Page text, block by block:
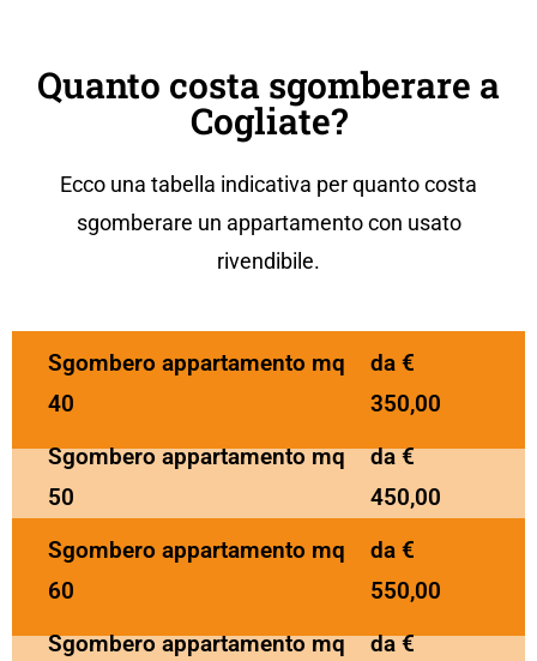
Quanto costa sgomberare a
Cogliate?
Ecco una tabella indicativa perquanto costa
sgomberare un appartamentocon usato
rivendibile.
Sgombero appartamento mq
40
da €
350,00
Sgombero appartamento mq
50
da €
450,00
Sgombero appartamento mq
60
da €
550,00
Sgombero appartamento mq
da €